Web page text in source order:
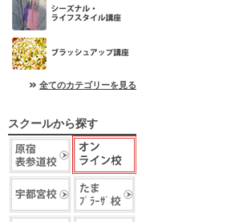
全てのカテゴリーを見る
スクールから探す